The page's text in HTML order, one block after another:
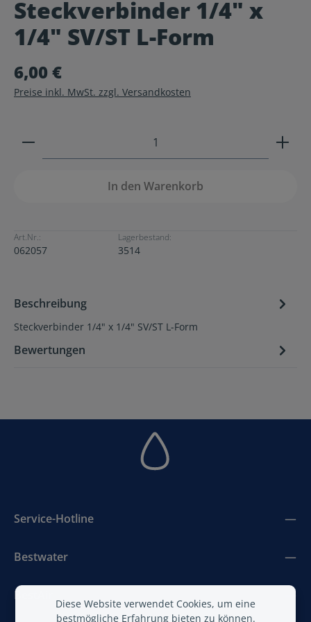
Durchschnittliche Bewertung von 0 von 5 Sternen
Steckverbinder 1/4" x
1/4" SV/ST L-Form
6,00 €
Preise inkl. MwSt. zzgl. Versandkosten
Produkt Anzahl: Gib den gewünschten Wert ein
In den Warenkorb
Art.Nr.:
062057
Lagerbestand:
3514
Beschreibung
Steckverbinder 1/4" x 1/4" SV/ST L-Form
Bewertungen
Service-Hotline
Bestwater
BestAir
Diese Website verwendet Cookies, um eine
bestmögliche Erfahrung bieten zu können.